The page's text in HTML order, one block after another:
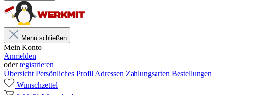
Menü schließen
Mein Konto
Anmelden
oderregistrieren
Übersicht Persönliches Profil Adressen Zahlungsarten Bestellungen
Wunschzettel